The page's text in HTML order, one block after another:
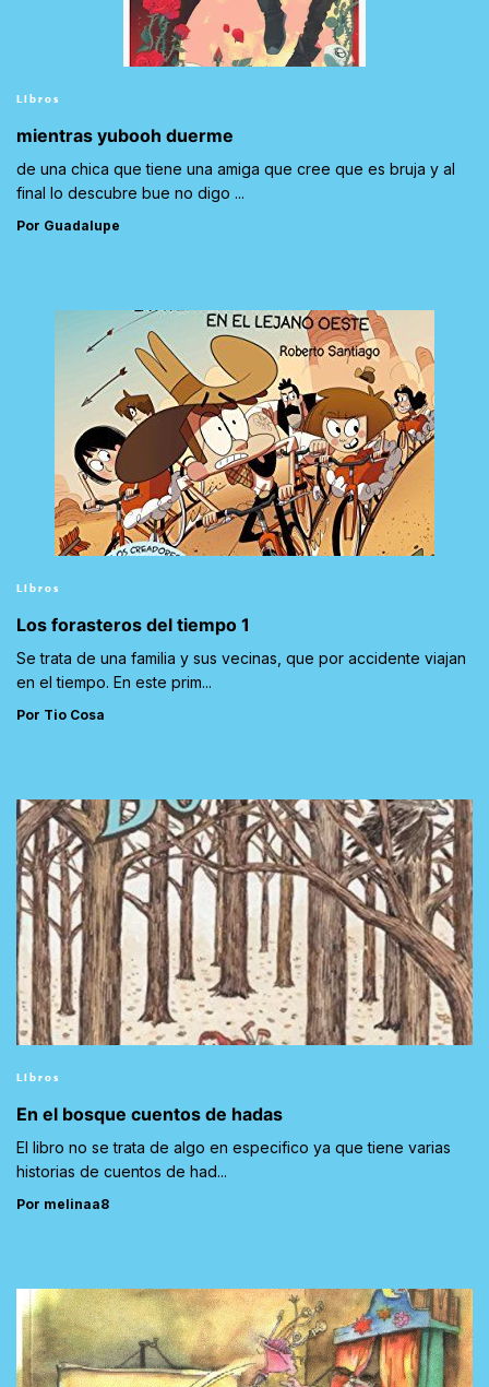
Libros
mientras yubooh duerme
de una chica que tiene una amiga que cree que es bruja y al
final lo descubre bue no digo ...
Por Guadalupe
Libros
Los forasteros del tiempo 1
Se trata de una familia y sus vecinas, que por accidente viajan
en el tiempo. En este prim...
Por Tio Cosa
Libros
En el bosque cuentos de hadas
El libro no se trata de algo en especifico ya que tiene varias
historias de cuentos de had...
Por melinaa8